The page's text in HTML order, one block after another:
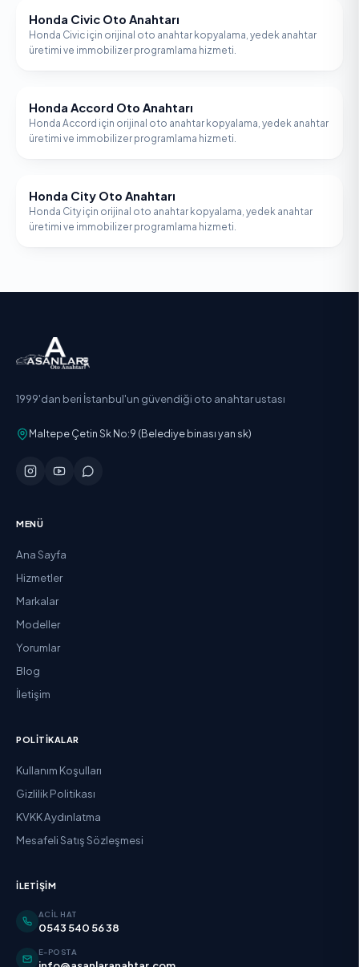
HONDA
Honda Civic Oto Anahtarı
Honda Civic için orijinal oto anahtar kopyalama, yedek anahtar
üretimi ve immobilizer programlama hizmeti.
HONDA
Honda Accord Oto Anahtarı
Honda Accord için orijinal oto anahtar kopyalama, yedek anahtar
üretimi ve immobilizer programlama hizmeti.
HONDA
Honda City Oto Anahtarı
Honda City için orijinal oto anahtar kopyalama, yedek anahtar
üretimi ve immobilizer programlama hizmeti.
1999'dan beri İstanbul'un güvendiği oto anahtar ustası
Maltepe Çetin Sk No:9 (Belediye binası yan sk)
MENÜ
Ana Sayfa
Hizmetler
Markalar
Modeller
Yorumlar
Blog
İletişim
POLITIKALAR
Kullanım Koşulları
Gizlilik Politikası
KVKK Aydınlatma
Mesafeli Satış Sözleşmesi
İLETIŞIM
ACIL HAT
0543 540 56 38
E-POSTA